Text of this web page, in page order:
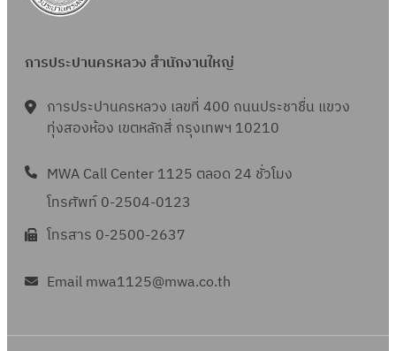
การประปานครหลวง สำนักงานใหญ่
การประปานครหลวง เลขที่ 400 ถนนประชาชื่น แขวง
ทุ่งสองห้อง เขตหลักสี่ กรุงเทพฯ 10210
MWA Call Center 1125 ตลอด 24 ชั่วโมง
โทรศัพท์ 0-2504-0123
โทรสาร 0-2500-2637
Email mwa1125@mwa.co.th